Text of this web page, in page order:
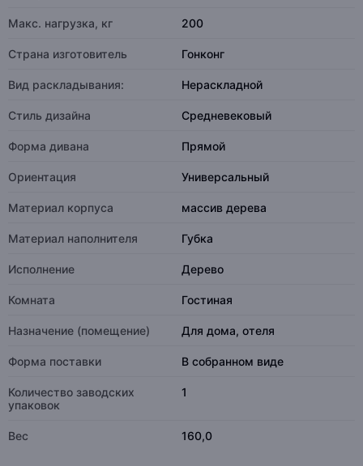
Макс. нагрузка, кг 200
Страна изготовитель Гонконг
Вид раскладывания: Нераскладной
Стиль дизайна Средневековый
Форма дивана Прямой
Ориентация Универсальный
Материал корпуса массив дерева
Материал наполнителя Губка
Исполнение Дерево
Комната Гостиная
Назначение (помещение) Для дома, отеля
Форма поставки В собранном виде
Количество заводских
упаковок
1
Вес 160,0